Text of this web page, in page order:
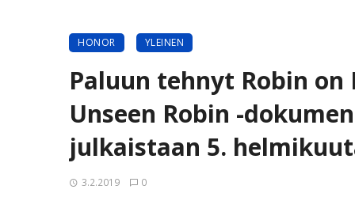
HONOR YLEINEN
Paluun tehnyt Robin
Unseen Robin -
julkaistaan 5.
3.2.2019 0